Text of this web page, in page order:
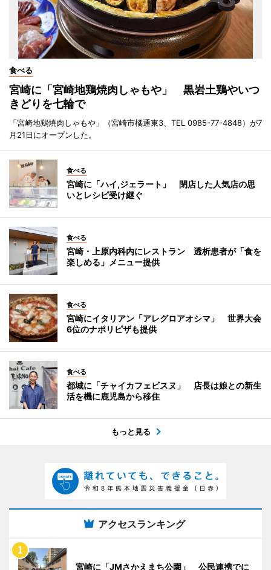
食べる
宮崎に「宮崎地鶏焼肉しゃもや」 黒岩土鶏やいつ
きどりを七輪で
「宮崎地鶏焼肉しゃもや」（宮崎市橘通東3、TEL 0985-77-4848）が7
月21日にオープンした。
食べる
宮崎に「ハイ,ジェラート」 閉店した人気店の思
いとレシピ受け継ぐ
食べる
宮崎・上原内科内にレストラン 透析患者が「食を
楽しめる」メニュー提供
食べる
宮崎にイタリアン「アレグロアオシマ」 世界大会
6位のナポリピザも提供
食べる
都城に「チャイカフェビスヌ」 店長は娘との新生
活を機に鹿児島から移住
もっと見る
アクセスランキング
宮崎に「JMさかえまち公園」 公民連携でに